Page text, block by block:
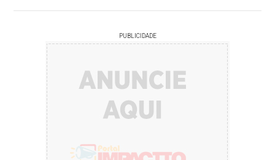
PUBLICIDADE